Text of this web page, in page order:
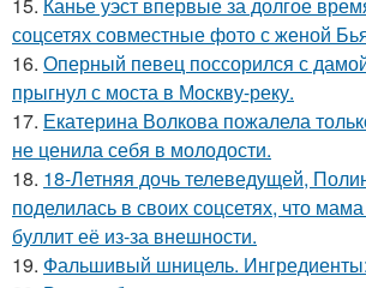
соцсетях совместные фото с женой
16. Оперный певец поссорился с
прыгнул с моста в Москву-реку.
17. Екатерина Волкова пожалела
не ценила себя в молодости.
18. 18-Летняя дочь телеведущей,
поделилась в своих соцсетях, что
буллит её из-за внешности.
19. Фальшивый шницель. Ингредиенты: